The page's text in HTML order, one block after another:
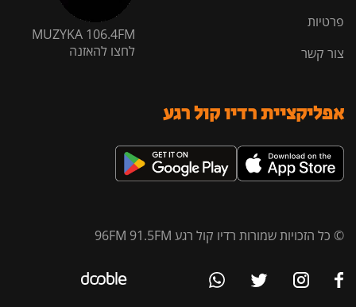
פרטיות
צור קשר
MUZYKA 106.4FM
לחצו להאזנה
אפליקציית רדיו קול רגע
© כל הזכויות שמורות רדיו קול רגע 96FM 91.5FM